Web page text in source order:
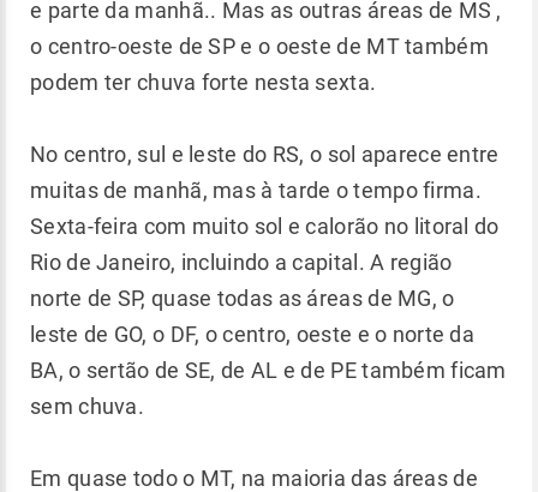
e parte da manhã.. Mas as outras áreas de MS ,
o centro-oeste de SP e o oeste de MT também
podem ter chuva forte nesta sexta.
No centro, sul e leste do RS, o sol aparece entre
muitas de manhã, mas à tarde o tempo firma.
Sexta-feira com muito sol e calorão no litoral do
Rio de Janeiro, incluindo a capital. A região
norte de SP, quase todas as áreas de MG, o
leste de GO, o DF, o centro, oeste e o norte da
BA, o sertão de SE, de AL e de PE também ficam
sem chuva.
Em quase todo o MT, na maioria das áreas de